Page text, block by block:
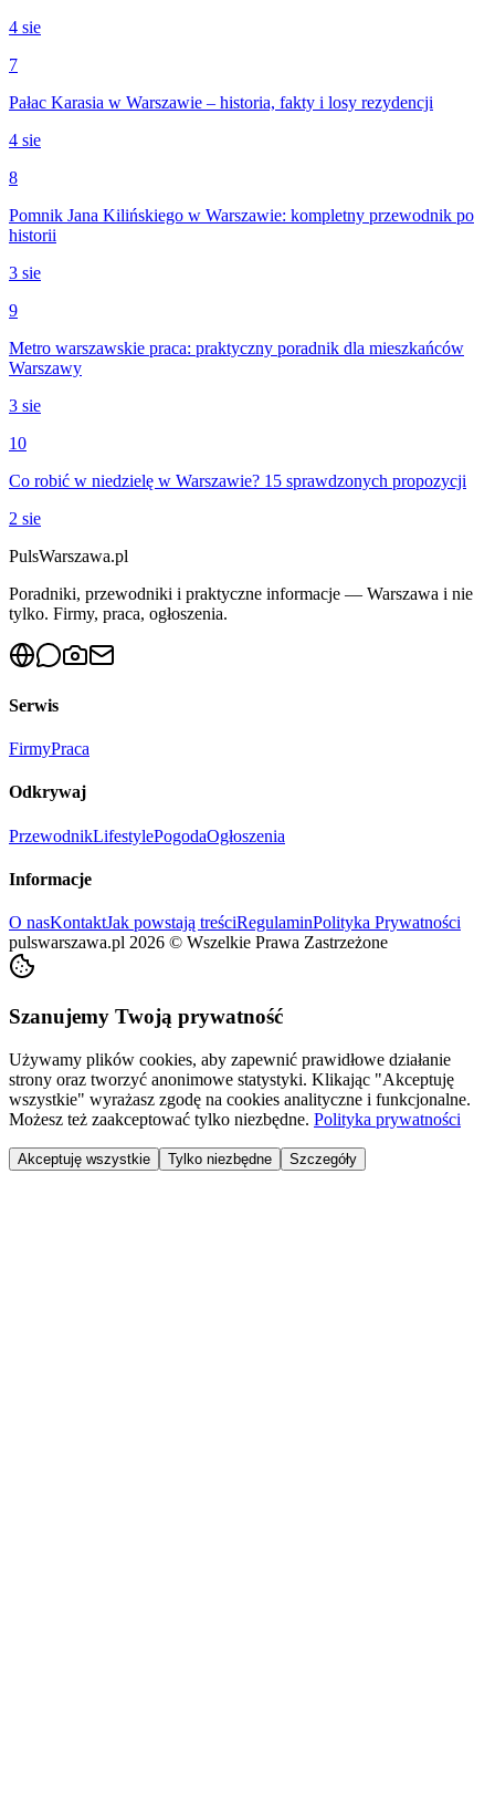
4 sie
7
Pałac Karasia w Warszawie – historia, fakty i losy rezydencji
4 sie
8
Pomnik Jana Kilińskiego w Warszawie: kompletny przewodnik po
historii
3 sie
9
Metro warszawskie praca: praktyczny poradnik dla mieszkańców
Warszawy
3 sie
10
Co robić w niedzielę w Warszawie? 15 sprawdzonych propozycji
2 sie
PulsWarszawa.pl
Poradniki, przewodniki i praktyczne informacje — Warszawa i nie
tylko. Firmy, praca, ogłoszenia.
Serwis
FirmyPraca
Odkrywaj
PrzewodnikLifestylePogodaOgłoszenia
Informacje
O nasKontaktJak powstają treściRegulaminPolityka Prywatności
pulswarszawa.pl 2026 © Wszelkie Prawa Zastrzeżone
Szanujemy Twoją prywatność
Używamy plików cookies, aby zapewnić prawidłowe działanie
strony oraz tworzyć anonimowe statystyki. Klikając "Akceptuję
wszystkie" wyrażasz zgodę na cookies analityczne i funkcjonalne.
Możesz też zaakceptować tylko niezbędne. Polityka prywatności
Akceptuję wszystkie Tylko niezbędne Szczegóły